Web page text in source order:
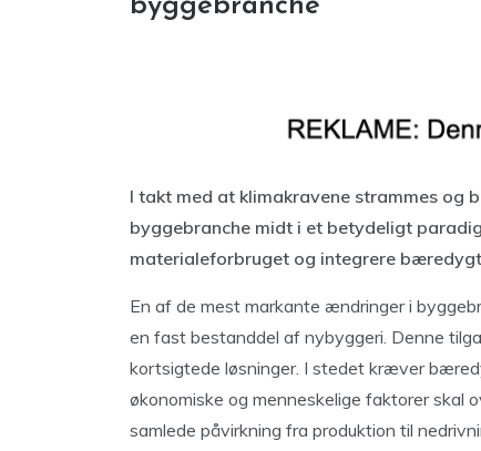
byggebranche
I takt med at klimakravene strammes og
byggebranche midt i et betydeligt
materialeforbruget og integrere
En af de mest markante ændringer i
en fast bestanddel af nybyggeri. Denne
kortsigtede løsninger. I stedet kræver
økonomiske og menneskelige faktorer skal
samlede påvirkning fra produktion til